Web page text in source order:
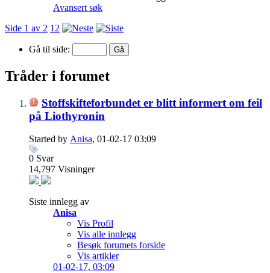
Avansert søk
Side 1 av 2 1 2
Gå til side:
Tråder i forumet
Stoffskifteforbundet er blitt informert om feil
på Liothyronin
Started by Anisa, 01-02-17 03:09
0 Svar
14,797 Visninger
Siste innlegg av
Anisa
Vis Profil
Vis alle innlegg
Besøk forumets forside
Vis artikler
01-02-17, 03:09